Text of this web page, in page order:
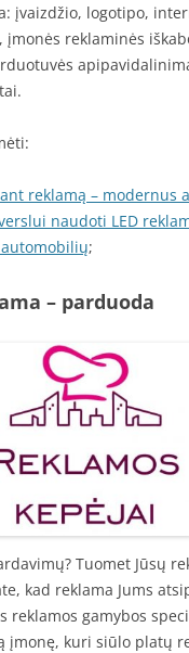
įvaizdžio, logotipo,
įmonės reklaminės
reklamą – modernus
naudoti LED
;
– parduoda
Tuomet Jūsų
kad reklama Jums
reklamos gamybos
įmonę, kuri siūlo platų